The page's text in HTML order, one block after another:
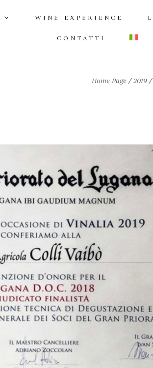
WINE EXPERIENCE
CONTATTI
Home Page / 2019 /